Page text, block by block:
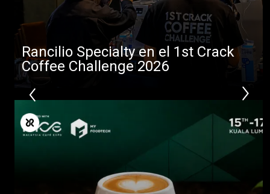
Rancilio Specialty en el 1st Crack
Coffee Challenge 2026